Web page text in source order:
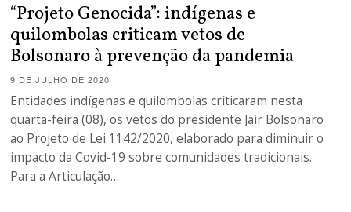
“Projeto Genocida”: indígenas e
quilombolas criticam vetos de
Bolsonaro à prevenção da pandemia
9 DE JULHO DE 2020
Entidades indígenas e quilombolas criticaram nesta
quarta-feira (08), os vetos do presidente Jair Bolsonaro
ao Projeto de Lei 1142/2020, elaborado para diminuir o
impacto da Covid-19 sobre comunidades tradicionais.
Para a Articulação…